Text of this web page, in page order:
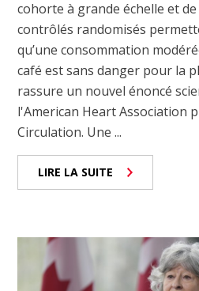
cohorte à grande échelle et
contrôlés randomisés
qu’une consommation
café est sans danger pour la
rassure un nouvel énoncé
l'American Heart Association
Circulation. Une ...
LIRE LA SUITE